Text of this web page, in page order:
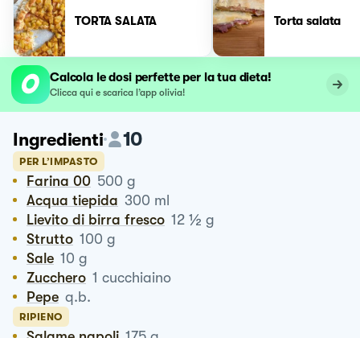
TORTA SALATA Torta salata
Calcola le dosi perfette per la tua dieta!
Clicca qui e scarica l’app olivia!
Ingredienti 10
PER L’IMPASTO
Farina 00 500 g
Acqua tiepida 300 ml
Lievito di birra fresco 12 ½ g
Strutto 100 g
Sale 10 g
Zucchero 1 cucchiaino
Pepe q.b.
RIPIENO